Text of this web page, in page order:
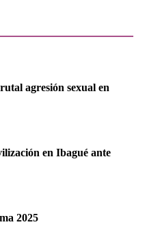
agresión sexual en
en Ibagué ante
2025